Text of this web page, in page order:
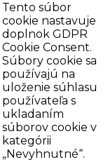
Tento súbor
cookie nastavuje
doplnok GDPR
Cookie Consent.
Súbory cookie sa
používajú na
uloženie súhlasu
používateľa s
ukladaním
súborov cookie v
kategórii
„Nevyhnutné“.